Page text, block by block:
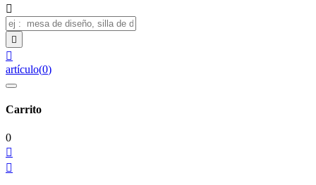



artículo(0)
Carrito
0

